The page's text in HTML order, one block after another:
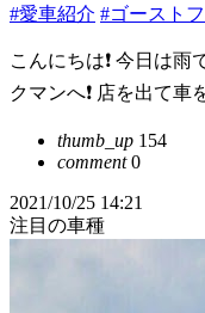
#愛車紹介 #ゴースト
こんにちは❗ 今日は
クマンへ❗ 店を出て
thumb_up 154
comment0
2021/10/25 14:21
注目の車種